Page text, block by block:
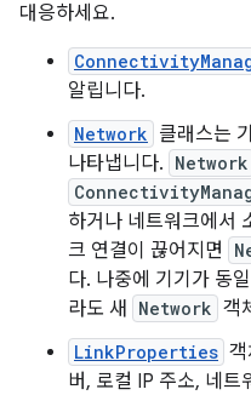
대응하세요.
알립니다.
Network 클래스는
나타냅니다. Network
하거나 네트워크에서
크 연결이 끊어지면
다. 나중에 기기가 동
라도 새
Network 객
LinkProperties
버, 로컬 IP 주소, 네트